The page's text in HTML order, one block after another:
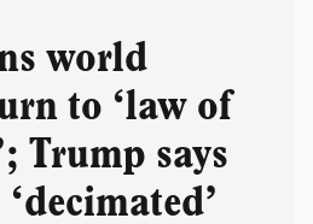
world
to ‘law of
Trump says